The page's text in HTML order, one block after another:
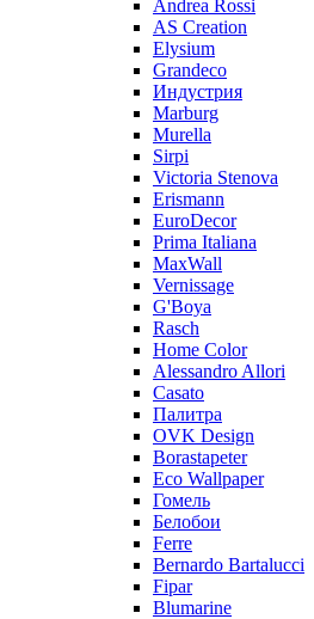
Andrea Rossi
AS Creation
Elysium
Grandeco
Индустрия
Marburg
Murella
Sirpi
Victoria Stenova
Erismann
EuroDecor
Prima Italiana
MaxWall
Vernissage
G'Boya
Rasch
Home Color
Alessandro Allori
Casato
Палитра
OVK Design
Borastapeter
Eco Wallpaper
Гомель
Белобои
Ferre
Bernardo Bartalucci
Fipar
Blumarine